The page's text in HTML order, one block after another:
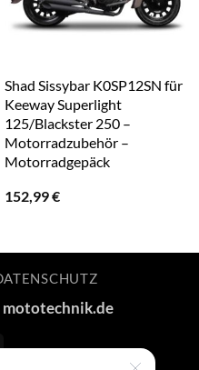
Shad Sissybar K0SP12SN für
Keeway Superlight
125/Blackster 250 –
Motorradzubehör –
Motorradgepäck
152,99€
mototechnik.de